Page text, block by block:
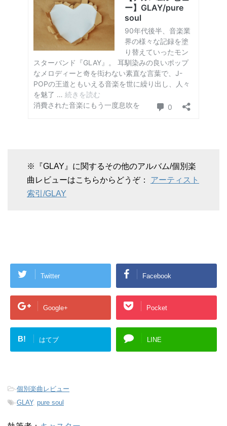
※『GLAY』に関するその他のアルバム/個別楽
曲レビューはこちらからどうぞ： アーティスト
索引/GLAY
Twitter Facebook
Google+ Pocket
B! はてブ LINE
-個別楽曲レビュー
-GLAY, pure soul